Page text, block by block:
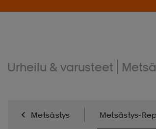
Urheilu & varusteet
Metsästys Metsästys-